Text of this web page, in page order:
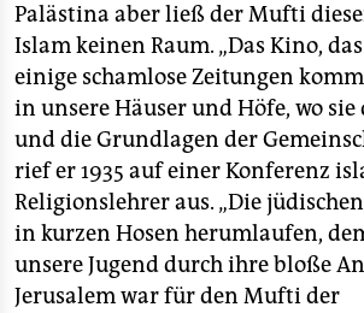
Palästina aber ließ der Mufti
Islam keinen Raum. „Das Kino,
einige schamlose Zeitungen
in unsere Häuser und Höfe, wo
und die Grundlagen der
rief er 1935 auf einer Konferenz
Religionslehrer aus. „Die
in kurzen Hosen herumlaufen,
unsere Jugend durch ihre bloße
Jerusalem war für den Mufti der